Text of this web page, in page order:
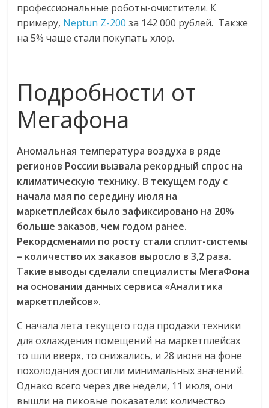
профессиональные роботы-очистители. К
примеру, Neptun Z-200 за 142 000 рублей. Также
на 5% чаще стали покупать хлор.
Подробности от
Мегафона
Аномальная температура воздуха в ряде
регионов России вызвала рекордный спрос на
климатическую технику. В текущем году с
начала мая по середину июля на
маркетплейсах было зафиксировано на 20%
больше заказов, чем годом ранее.
Рекордсменами по росту стали сплит-системы
– количество их заказов выросло в 3,2 раза.
Такие выводы сделали специалисты МегаФона
на основании данных сервиса «Аналитика
маркетплейсов».
С начала лета текущего года продажи техники
для охлаждения помещений на маркетплейсах
то шли вверх, то снижались, и 28 июня на фоне
похолодания достигли минимальных значений.
Однако всего через две недели, 11 июля, они
вышли на пиковые показатели: количество